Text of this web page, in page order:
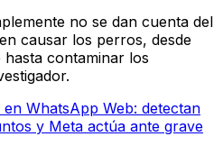
no se dan cuenta del
causar los perros, desde
contaminar los
en WhatsApp Web: detectan
y Meta actúa ante grave